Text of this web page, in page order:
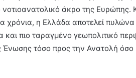
άκρο της Ευρώπης.
χρόνια, η Ελλάδα αποτελεί πυλώνα
και πιο ταραγμένο γεωπολιτικό
τόσο προς την Ανατολή όσο